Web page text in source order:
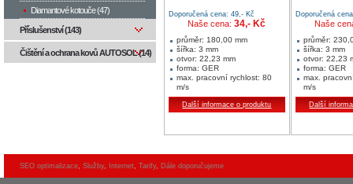
Doporučená cena: 49,- Kč
Naše cena:34,- Kč
průměr: 180,00 mm
šířka: 3 mm
otvor: 22,23 mm
forma: GER
max. pracovní rychlost: 80
m/s
přípustné otáčky: 8500,00
1/min
rozměry v mm: 180x3x22,23
min. množství: 25 ks
Další informace o produktu
Doporučená
Naše
průměr:
šířka: 3 mm
otvor: 22,23
forma: GER
max.
m/s
přípustné
1/min
rozměry v
min.
Další
Diamantové kotouče (47)
Příslušenství (143)
Čištění a ochrana kovů AUTOSOL (14)
SEO optimalizace Služby, Internet Tarify, Dále doporučujeme